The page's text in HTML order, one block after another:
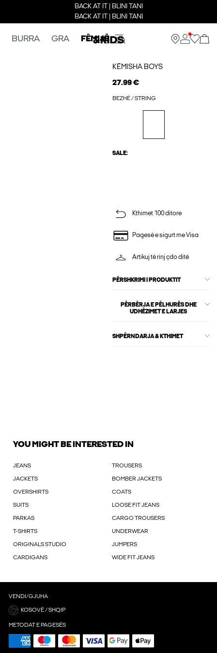
BACK AT IT | BLINI TANI
BACK AT IT | BLINI TANI
BURRA GRA FËMIJË
KËMISHA BOYS
27.99 €
BEZHË / STRING
SALE:
Kthimet 100 ditore
Pagesë e sigurt me Visa
Artikuj të rinj çdo ditë
PËRSHKRIMI I PRODUKTIT
PËRBËRJA E PËLHURËS DHE
UDHËZIMET E LARJES
SHPËRNDARJA & KTHIMET
YOU MIGHT BE INTERESTED IN
JEANS TROUSERS
JACKETS BOMBER JACKETS
OVERSHIRTS COATS
SUITS LOOSE FIT JEANS
PARKAS CARGO TROUSERS
T-SHIRTS UNDERWEAR
ORIGINALS STUDIO JUMPERS
CARDIGANS WIDE FIT JEANS
VENDI/GJUHA
KOSOVË / SHQIP
METODAT E PAGESËS